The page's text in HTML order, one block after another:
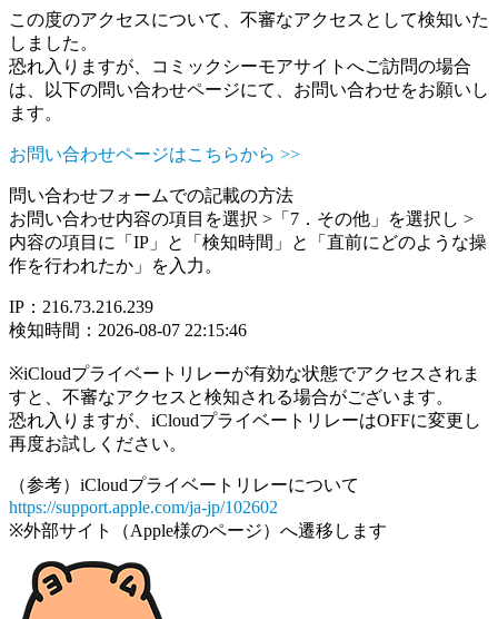
この度のアクセスについて、不審なアクセスとして検知いた
しました。
恐れ入りますが、コミックシーモアサイトへご訪問の場合
は、以下の問い合わせページにて、お問い合わせをお願いし
ます。
お問い合わせページはこちらから >>
問い合わせフォームでの記載の方法
お問い合わせ内容の項目を選択 >「7．その他」を選択し >
内容の項目に「IP」と「検知時間」と「直前にどのような操
作を行われたか」を入力。
IP：216.73.216.239
検知時間：2026-08-07 22:15:46
※iCloudプライベートリレーが有効な状態でアクセスされま
すと、不審なアクセスと検知される場合がございます。
恐れ入りますが、iCloudプライベートリレーはOFFに変更し
再度お試しください。
（参考）iCloudプライベートリレーについて
https://support.apple.com/ja-jp/102602
※外部サイト（Apple様のページ）へ遷移します